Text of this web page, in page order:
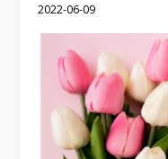
2022-06-09